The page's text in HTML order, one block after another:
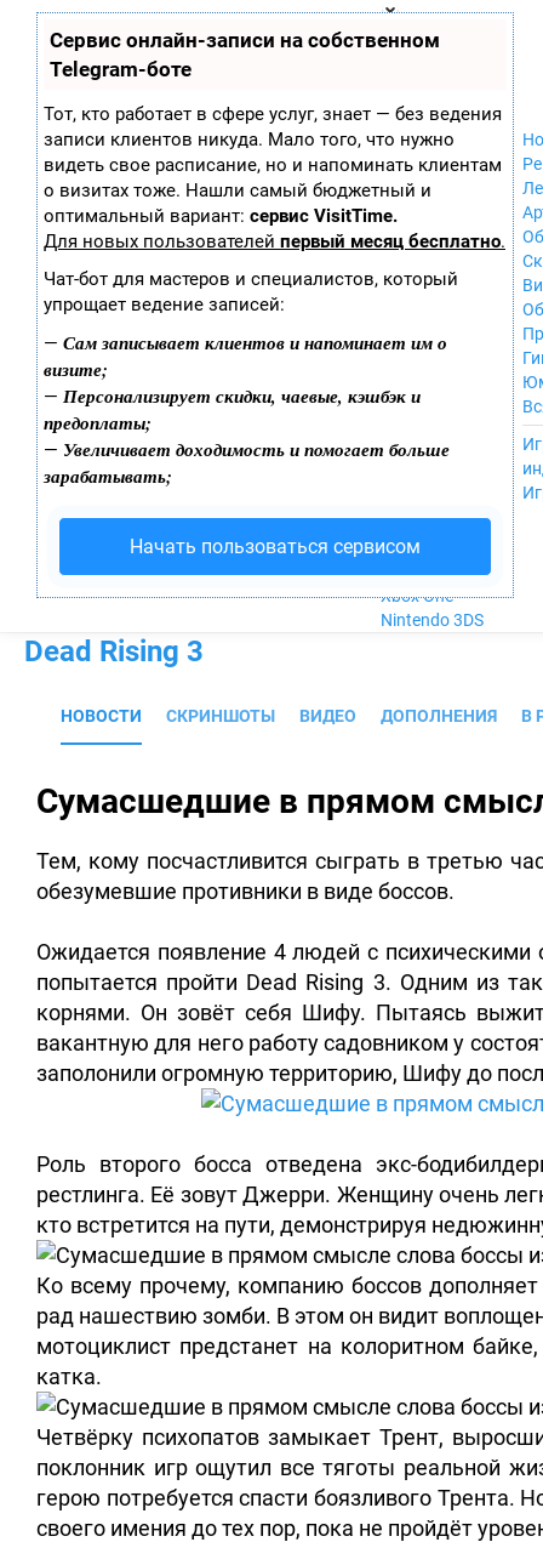
Сервис онлайн-записи на собственном
Telegram-боте
Тот, кто работает в сфере услуг, знает — без ведения
записи клиентов никуда. Мало того, что нужно
видеть свое расписание, но и напоминать клиентам
о визитах тоже. Нашли самый бюджетный и
оптимальный вариант: сервис VisitTime.
Для новых пользователей первый месяц бесплатно.
Чат-бот для мастеров и специалистов, который
упрощает ведение записей:
— Сам записывает клиентов и напоминает им о
визите;
— Персонализирует скидки, чаевые, кэшбэк и
предоплаты;
— Увеличивает доходимость и помогает больше
зарабатывать;
Начать пользоваться сервисом
играх
ла
ор
ы
Xbox 360
Nintendo Wii
Nintendo
GameCube
PlayStation
PlayStation 3
Nintendo 64
Sega Dreamcast
Nintendo DS
iOS
Sega Mega Drive
Mobile
Nintendo Wii U
PlayStation 4
Xbox One
Nintendo 3DS
Dead Rising 3
НОВОСТИ СКРИНШОТЫ ВИДЕО ДОПОЛНЕНИЯ В
Сумасшедшие в прямом
Тем, кому посчастливится сыграть в третью
обезумевшие противники в виде боссов.
Ожидается появление 4 людей с психическими
попытается пройти Dead Rising 3. Одним из
корнями. Он зовёт себя Шифу. Пытаясь
вакантную для него работу садовником у
заполонили огромную территорию, Шифу до
Роль второго босса отведена экс-
рестлинга. Её зовут Джерри. Женщину очень
кто встретится на пути, демонстрируя
Ко всему прочему, компанию боссов
рад нашествию зомби. В этом он видит
мотоциклист предстанет на колоритном
катка.
Четвёрку психопатов замыкает Трент,
поклонник игр ощутил все тяготы реальной
герою потребуется спасти боязливого Трента.
своего имения до тех пор, пока не пройдёт